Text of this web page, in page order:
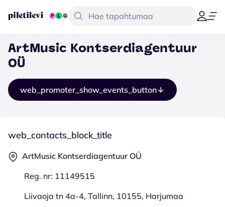
ArtMusic Kontserdiagentuur
OÜ
web_promoter_show_events_button
web_contacts_block_title
ArtMusic Kontserdiagentuur OÜ
Reg. nr: 11149515
Liivaoja tn 4a-4, Tallinn, 10155, Harjumaa